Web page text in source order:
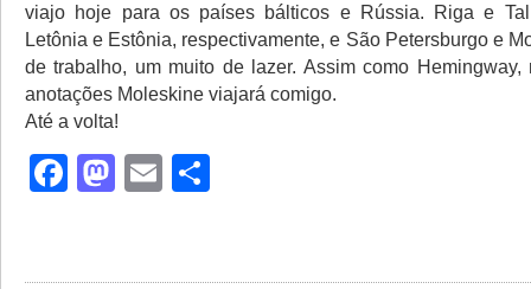
viajo hoje para os países bálticos e Rússia. Riga e
Letônia e Estônia, respectivamente, e São Petersburgo e
de trabalho, um muito de lazer. Assim como Hemingway,
anotações Moleskine viajará comigo.
Até a volta!
Facebook
Mastodon
Email